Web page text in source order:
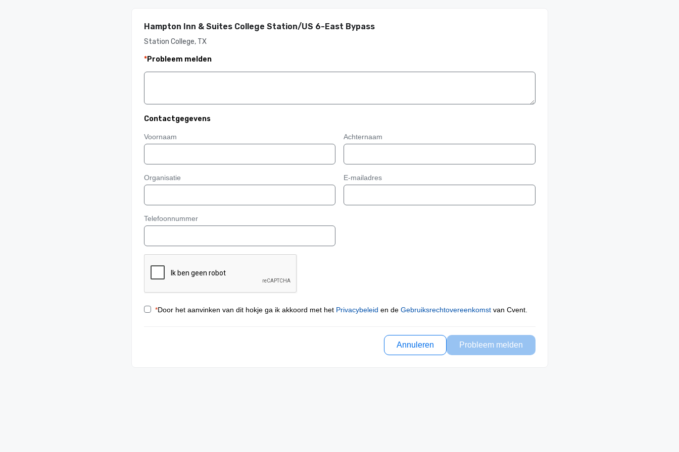
Hampton Inn & Suites College Station/US 6-East Bypass
Station College, TX
*Probleem melden
Contactgegevens
Voornaam Achternaam
Organisatie E-mailadres
Telefoonnummer
*Door het aanvinken van dit hokje ga ik akkoord met het Privacybeleid en de Gebruiksrechtovereenkomstvan Cvent.
Annuleren Probleem melden